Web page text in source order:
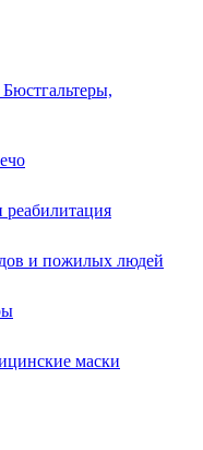
и пожилых людей
маски